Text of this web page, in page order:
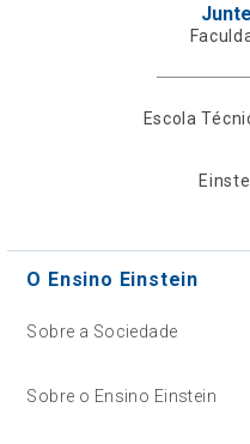
Escola
O Ensino Einstein
Sobre a Sociedade
Sobre o Ensino Einstein